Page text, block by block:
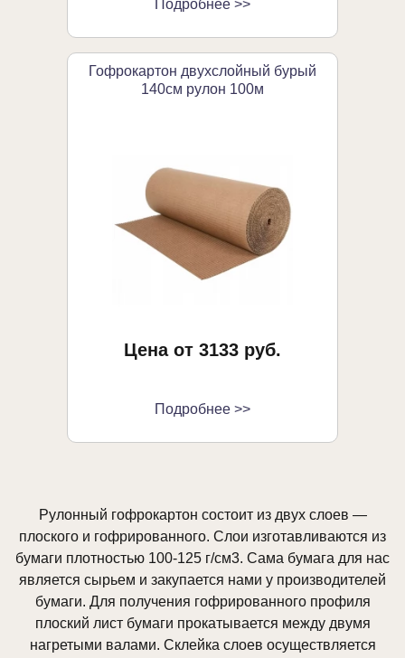
Подробнее >>
Гофрокартон двухслойный бурый
140см рулон 100м
Цена от 3133 руб.
Подробнее >>
Рулонный гофрокартон состоит из двух слоев —
плоского и гофрированного. Слои изготавливаются из
бумаги плотностью 100-125 г/см3. Сама бумага для нас
является сырьем и закупается нами у производителей
бумаги. Для получения гофрированного профиля
плоский лист бумаги прокатывается между двумя
нагретыми валами. Склейка слоев осуществляется